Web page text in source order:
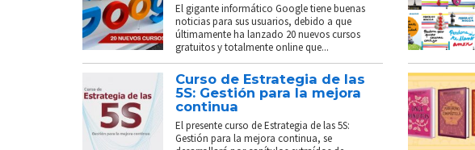
El gigante informático Google tiene buenas
noticias para sus usuarios, debido a que
últimamente ha lanzado 20 nuevos cursos
gratuitos y totalmente online que...
Curso de Estrategia de las
5S: Gestión para la mejora
continua
El presente curso de Estrategia de las 5S:
Gestión para la mejora continua, se